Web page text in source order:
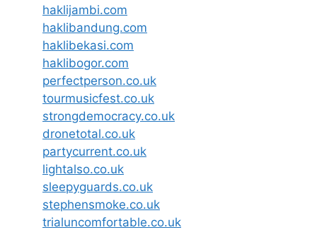
haklijambi.com
haklibandung.com
haklibekasi.com
haklibogor.com
perfectperson.co.uk
tourmusicfest.co.uk
strongdemocracy.co.uk
dronetotal.co.uk
partycurrent.co.uk
lightalso.co.uk
sleepyguards.co.uk
stephensmoke.co.uk
trialuncomfortable.co.uk